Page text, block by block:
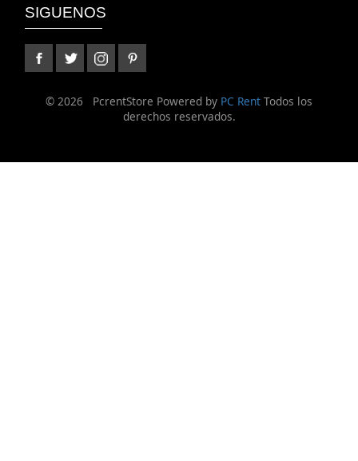
SIGUENOS
© 2026 PcrentStore Powered by PC Rent Todos los
derechos reservados.